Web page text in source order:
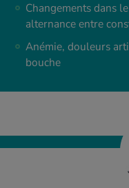
Changements dans
alternance entre
Anémie, douleurs
bouche